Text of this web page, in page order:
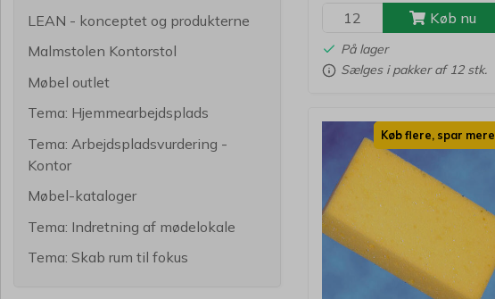
LEAN - konceptet og produkterne
Malmstolen Kontorstol
Møbel outlet
Tema: Hjemmearbejdsplads
Tema: Arbejdspladsvurdering -
Kontor
Møbel-kataloger
Tema: Indretning af mødelokale
Tema: Skab rum til fokus
Køb nu
På lager
Sælges i pakker af 12 stk.
Køb flere, spar mere